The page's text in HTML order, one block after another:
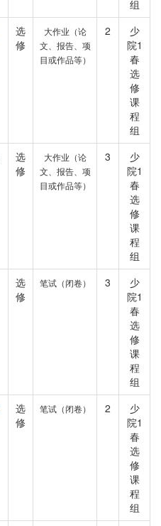
组
选
修
大作业（论
文、报告、项
目或作品等）
2
少
院1
春
选
修
课
程
组
选
修
大作业（论
文、报告、项
目或作品等）
3
少
院1
春
选
修
课
程
组
选
修
笔试（闭卷） 3
少
院1
春
选
修
课
程
组
选
修
笔试（闭卷） 2
少
院1
春
选
修
课
程
组